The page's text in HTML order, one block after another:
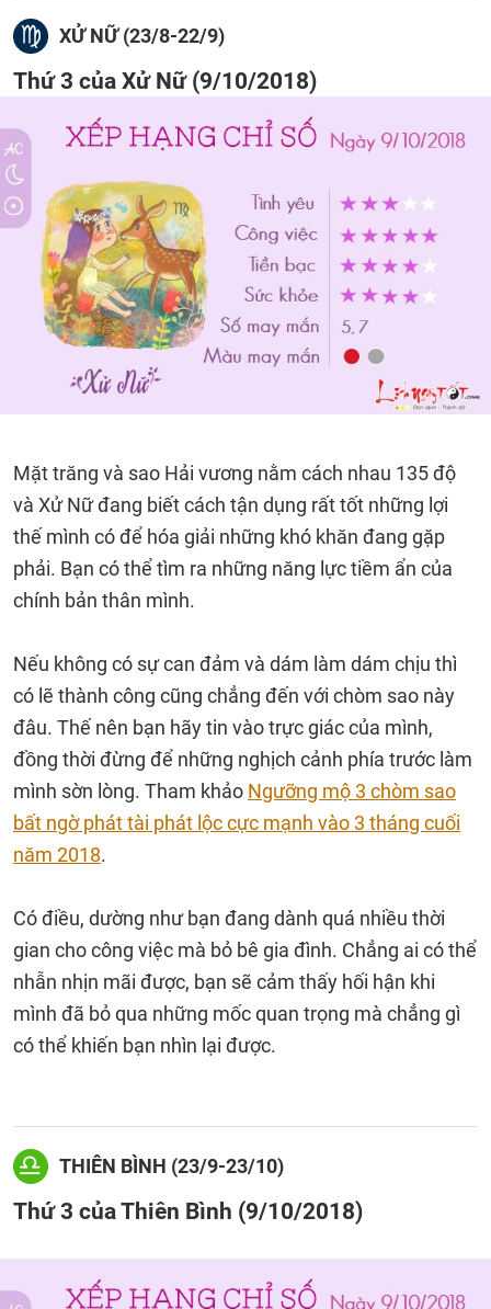
XỬ NỮ (23/8-22/9)
Thứ 3 của Xử Nữ (9/10/2018)
Mặt trăng và sao Hải vương nằm cách nhau 135 độ
và Xử Nữ đang biết cách tận dụng rất tốt những lợi
thế mình có để hóa giải những khó khăn đang gặp
phải. Bạn có thể tìm ra những năng lực tiềm ẩn của
chính bản thân mình.
Nếu không có sự can đảm và dám làm dám chịu thì
có lẽ thành công cũng chẳng đến với chòm sao này
đâu. Thế nên bạn hãy tin vào trực giác của mình,
đồng thời đừng để những nghịch cảnh phía trước làm
mình sờn lòng. Tham khảo Ngưỡng mộ 3 chòm sao
bất ngờ phát tài phát lộc cực mạnh vào 3 tháng cuối
năm 2018.
Có điều, dường như bạn đang dành quá nhiều thời
gian cho công việc mà bỏ bê gia đình. Chẳng ai có thể
nhẫn nhịn mãi được, bạn sẽ cảm thấy hối hận khi
mình đã bỏ qua những mốc quan trọng mà chẳng gì
có thể khiến bạn nhìn lại được.
THIÊN BÌNH (23/9-23/10)
Thứ 3 của Thiên Bình (9/10/2018)